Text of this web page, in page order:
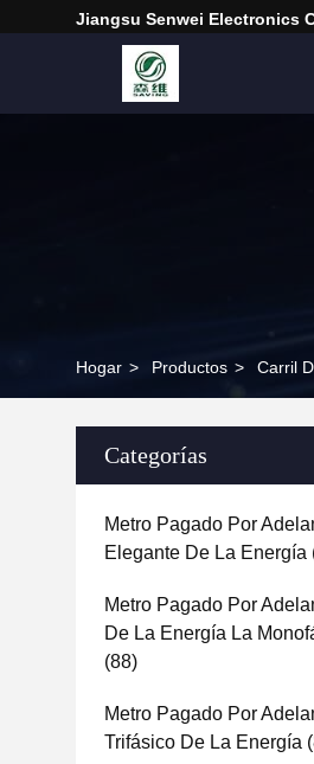
Jiangsu Senwei Electronics
Hogar > Productos > Carril
Categorías
Metro Pagado Por
Elegante De La Energía
Metro Pagado Por
De La Energía La
(88)
Metro Pagado Por
Trifásico De La Energía